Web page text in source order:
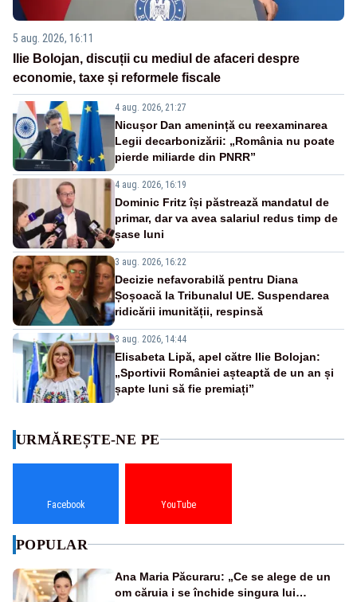
5 aug. 2026, 16:11
Ilie Bolojan, discuții cu mediul de afaceri despre
economie, taxe și reformele fiscale
4 aug. 2026, 21:27
Nicușor Dan amenință cu reexaminarea
Legii decarbonizării: „România nu poate
pierde miliarde din PNRR”
4 aug. 2026, 16:19
Dominic Fritz își păstrează mandatul de
primar, dar va avea salariul redus timp de
șase luni
3 aug. 2026, 16:22
Decizie nefavorabilă pentru Diana
Șoșoacă la Tribunalul UE. Suspendarea
ridicării imunității, respinsă
3 aug. 2026, 14:44
Elisabeta Lipă, apel către Ilie Bolojan:
„Sportivii României așteaptă de un an și
șapte luni să fie premiați”
URMĂREȘTE-NE PE
Facebook YouTube
POPULAR
Ana Maria Păcuraru: „Ce se alege de un
om căruia i se închide singura lui